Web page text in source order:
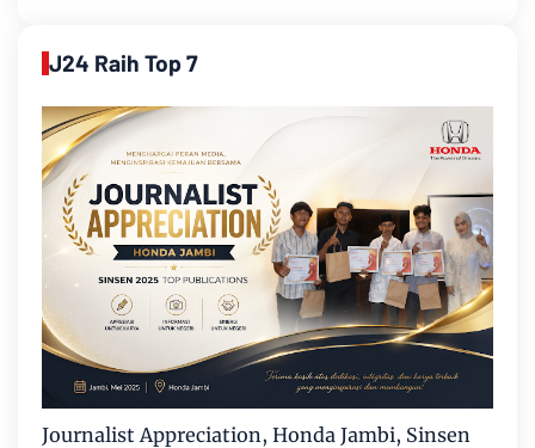
J24 Raih Top 7
Journalist Appreciation, Honda Jambi, Sinsen